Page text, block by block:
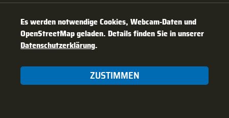
Es werden notwendige Cookies, Webcam-Daten und
OpenStreetMap geladen. Details finden Sie in unserer
Datenschutzerklärung.
ZUSTIMMEN